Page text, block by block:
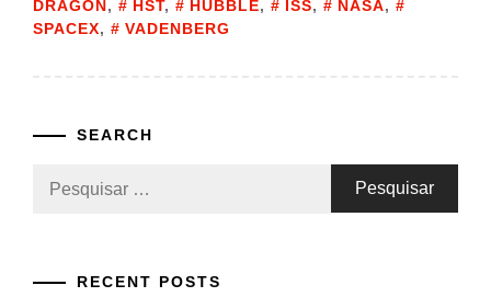
DRAGON, HST, HUBBLE, ISS, NASA,
SPACEX, VADENBERG
SEARCH
RECENT POSTS